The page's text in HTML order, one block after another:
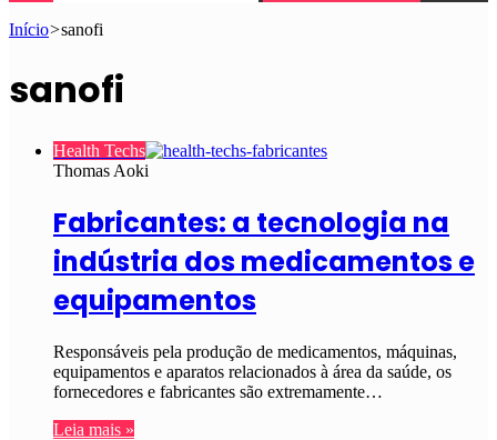
Início>sanofi
sanofi
Health Techs
Thomas Aoki
Fabricantes: a tecnologia na
indústria dos medicamentos e
equipamentos
Responsáveis pela produção de medicamentos, máquinas,
equipamentos e aparatos relacionados à área da saúde, os
fornecedores e fabricantes são extremamente…
Leia mais »